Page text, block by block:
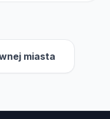
miasta